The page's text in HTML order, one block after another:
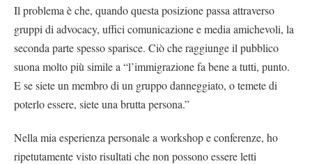
Il problema è che, quando questa posizione passa attraverso
gruppi di advocacy, uffici comunicazione e media amichevoli, la
seconda parte spesso sparisce. Ciò che raggiunge il pubblico
suona molto più simile a “l’immigrazione fa bene a tutti, punto.
E se siete un membro di un gruppo danneggiato, o temete di
poterlo essere, siete una brutta persona.”
Nella mia esperienza personale a workshop e conferenze, ho
ripetutamente visto risultati che non possono essere letti